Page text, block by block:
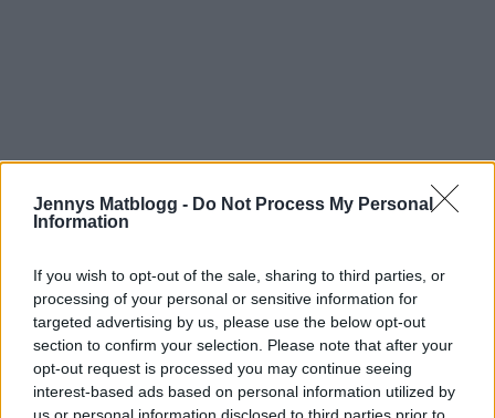
Jennys Matblogg - Do Not Process My Personal
Information
If you wish to opt-out of the sale, sharing to third parties, or
processing of your personal or sensitive information for
targeted advertising by us, please use the below opt-out
section to confirm your selection. Please note that after your
opt-out request is processed you may continue seeing
interest-based ads based on personal information utilized by
us or personal information disclosed to third parties prior to
Prenumerera Logga in
{} [+]